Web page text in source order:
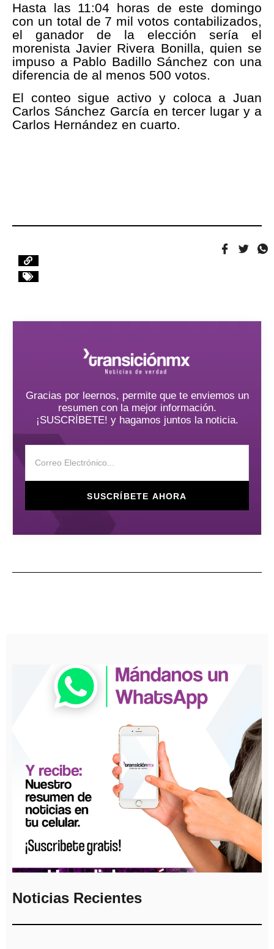
Hasta las 11:04 horas de este domingo
con un total de 7 mil votos contabilizados,
el ganador de la elección sería el
morenista Javier Rivera Bonilla, quien se
impuso a Pablo Badillo Sánchez con una
diferencia de al menos 500 votos.
El conteo sigue activo y coloca a Juan
Carlos Sánchez García en tercer lugar y a
Carlos Hernández en cuarto.
Gracias por leernos, permite que te enviemos un
resumen con la mejor información.
¡SUSCRÍBETE! y hagamos juntos la noticia.
SUSCRÍBETE AHORA
Noticias Recientes